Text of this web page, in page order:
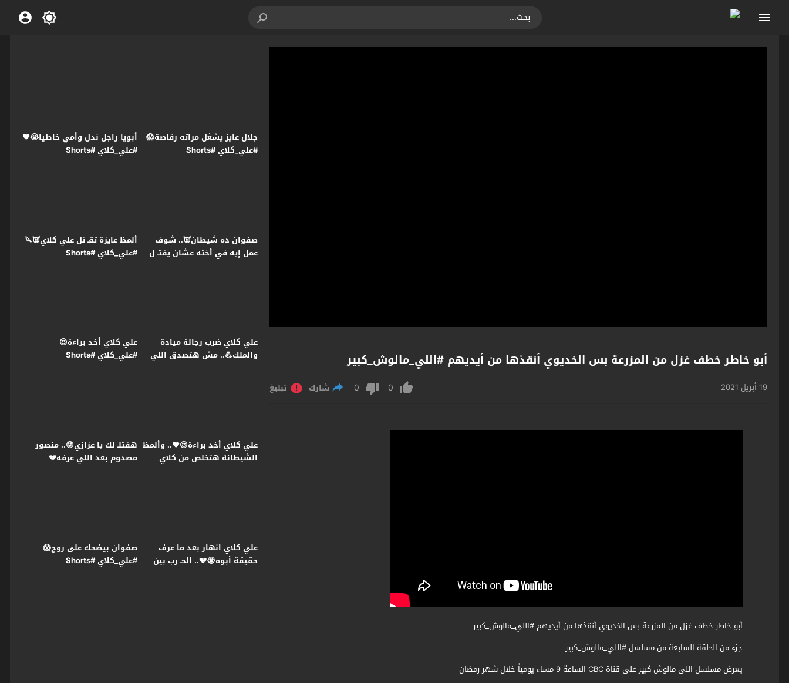
أبو خاطر خطف غزل من المزرعة بس الخديوي أنقذها من أيديهم #اللي_مالوش_كبير
19 أبريل 2021 0
0 شارك تبليغ
أبو خاطر خطف غزل من المزرعة بس الخديوي أنقذها من أيديهم #اللي_مالوش_كبير
جزء من الحلقة السابعة من مسلسل #اللي_مالوش_كبير
يعرض مسلسل اللى مالوش كبير على قناة CBC الساعة 9 مساء يومياً خلال شهر رمضان
جلال عايز يشغل مراته رقاصة😱
#علي_كلاي #Shorts
أبويا راجل ندل وأمي خاطيا😭❤️
#علي_كلاي #Shorts
صفوان ده شيطان👿.. شوف
عمل إيه في أخته عشان يقتـ ل
ألمظ عايزة تقـ تل علي كلاي👿🔪
#علي_كلاي #Shorts
علي كلاي ضرب رجالة ميادة
والملك💪.. مش هتصدق اللي
علي كلاي أخد براءة😍
#علي_كلاي #Shorts
علي كلاي أخد براءة😍❤️.. وألمظ
الشيطانة هتخلص من كلاي
هقتلـ لك يا عزازي😡.. منصور
مصدوم بعد اللي عرفه💔
علي كلاي انهار بعد ما عرف
حقيقة أبوه😭💔.. الحـ رب بين
صفوان بيضحك على روح😱
#علي_كلاي #Shorts